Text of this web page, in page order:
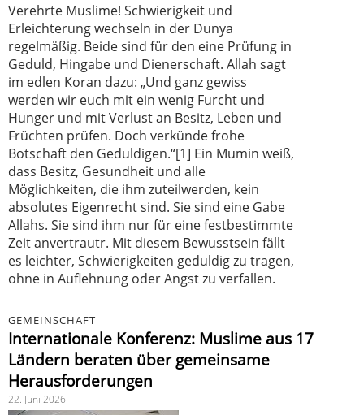
Verehrte Muslime! Schwierigkeit und
Erleichterung wechseln in der Dunya
regelmäßig. Beide sind für den eine Prüfung in
Geduld, Hingabe und Dienerschaft. Allah sagt
im edlen Koran dazu: „Und ganz gewiss
werden wir euch mit ein wenig Furcht und
Hunger und mit Verlust an Besitz, Leben und
Früchten prüfen. Doch verkünde frohe
Botschaft den Geduldigen.“[1] Ein Mumin weiß,
dass Besitz, Gesundheit und alle
Möglichkeiten, die ihm zuteilwerden, kein
absolutes Eigenrecht sind. Sie sind eine Gabe
Allahs. Sie sind ihm nur für eine festbestimmte
Zeit anvertrautr. Mit diesem Bewusstsein fällt
es leichter, Schwierigkeiten geduldig zu tragen,
ohne in Auflehnung oder Angst zu verfallen.
GEMEINSCHAFT
Internationale Konferenz: Muslime aus 17
Ländern beraten über gemeinsame
Herausforderungen
22. Juni 2026